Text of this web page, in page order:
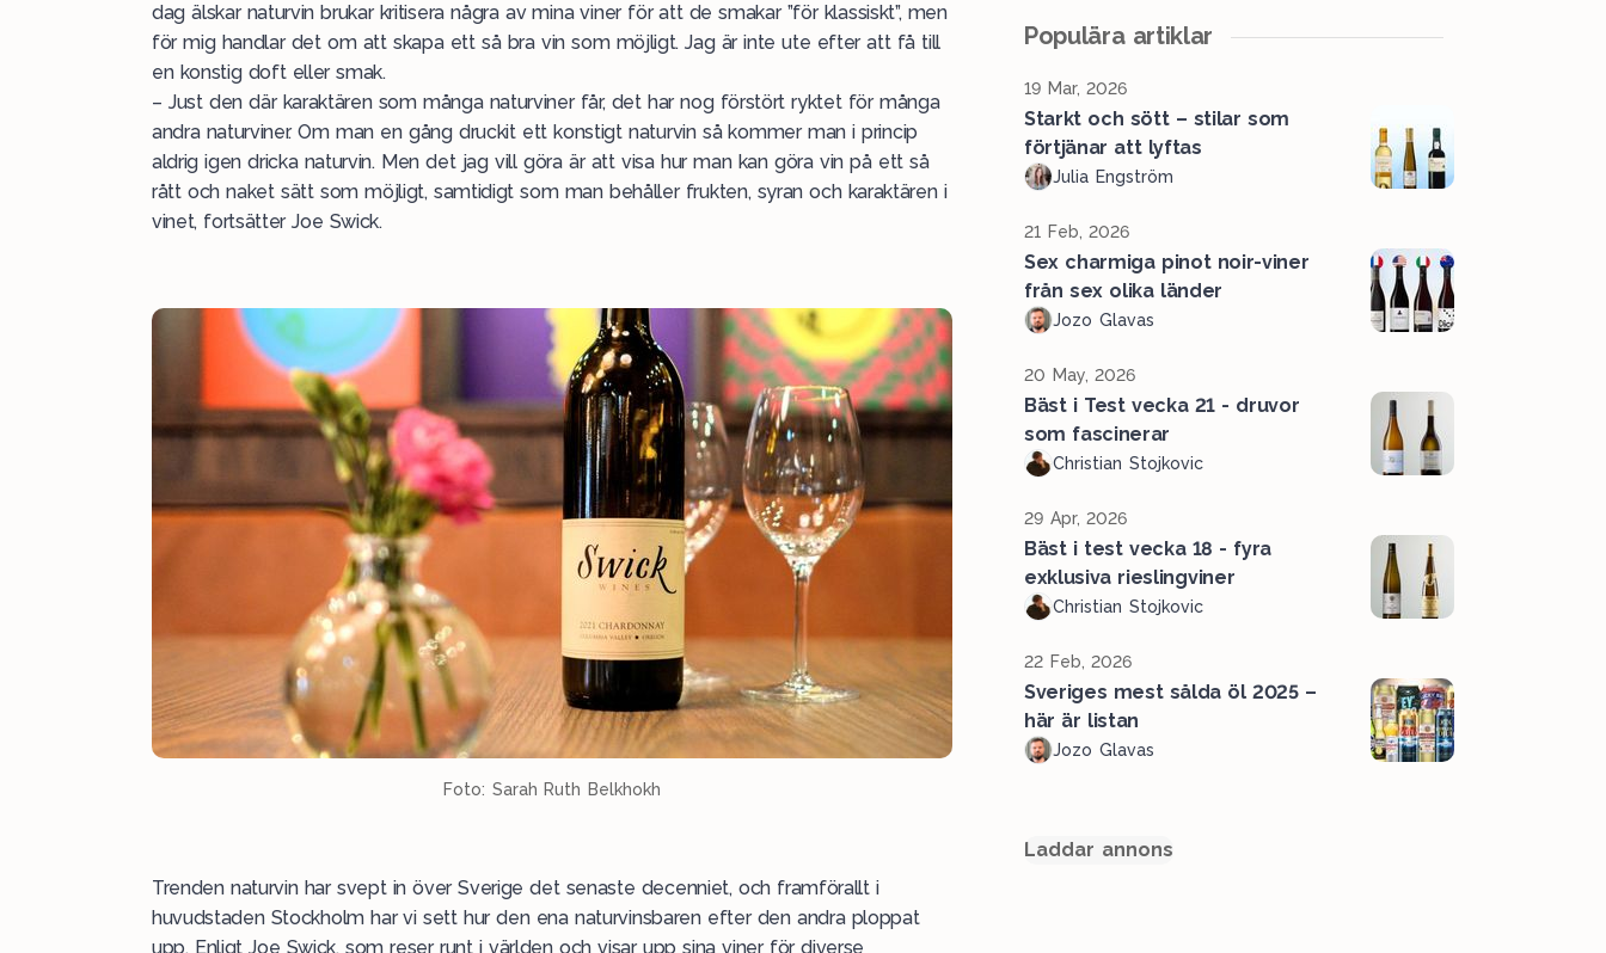
dag älskar naturvin brukar kritisera några av mina viner för att de smakar ”för klassiskt”, men
för mig handlar det om att skapa ett så bra vin som möjligt. Jag är inte ute efter att få till
en konstig doft eller smak.
– Just den där karaktären som många naturviner får, det har nog förstört ryktet för många
andra naturviner. Om man en gång druckit ett konstigt naturvin så kommer man i princip
aldrig igen dricka naturvin. Men det jag vill göra är att visa hur man kan göra vin på ett så
rått och naket sätt som möjligt, samtidigt som man behåller frukten, syran och karaktären i
vinet, fortsätter Joe Swick.
Foto: Sarah Ruth Belkhokh
Trenden naturvin har svept in över Sverige det senaste decenniet, och framförallt i
huvudstaden Stockholm har vi sett hur den ena naturvinsbaren efter den andra ploppat
upp. Enligt Joe Swick, som reser runt i världen och visar upp sina viner för diverse
Populära artiklar
19 Mar, 2026
Starkt och sött – stilar som
förtjänar att lyftas
Julia Engström
21 Feb, 2026
Sex charmiga pinot noir-viner
från sex olika länder
Jozo Glavas
20 May, 2026
Bäst i Test vecka 21 - druvor
som fascinerar
Christian Stojkovic
29 Apr, 2026
Bäst i test vecka 18 - fyra
exklusiva rieslingviner
Christian Stojkovic
22 Feb, 2026
Sveriges mest sålda öl 2025 –
här är listan
Jozo Glavas
Laddar annons